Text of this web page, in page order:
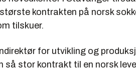
kontrakten på norsk
tilskuer.
for utvikling og
så stor kontrakt til en norsk